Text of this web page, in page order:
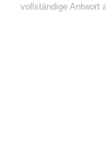
vollständige Antwort